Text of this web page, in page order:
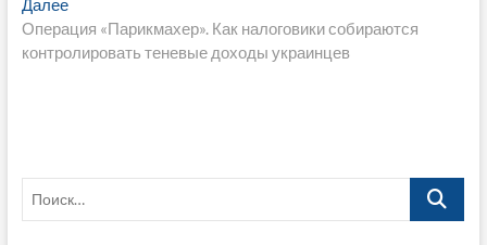
Далее
запись:
Операция «Парикмахер». Как налоговики собираются
контролировать теневые доходы украинцев
Поиск…